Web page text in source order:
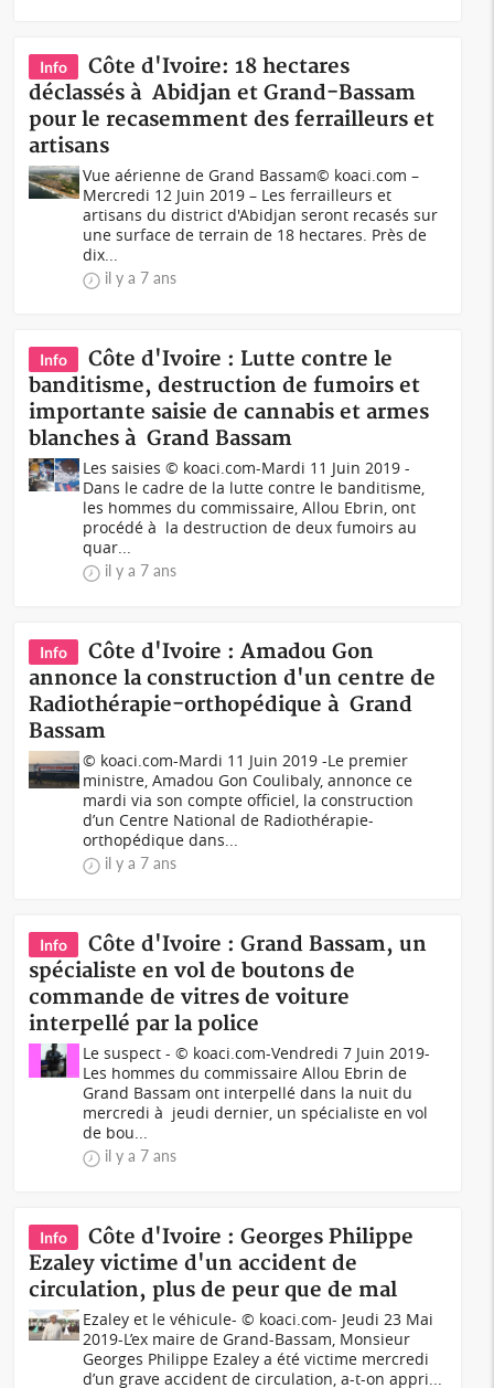
Info
Côte d'Ivoire: 18 hectares
déclassés à Abidjan et Grand-Bassam
pour le recasemment des ferrailleurs et
artisans
Vue aérienne de Grand Bassam© koaci.com –
Mercredi 12 Juin 2019 – Les ferrailleurs et
artisans du district d'Abidjan seront recasés sur
une surface de terrain de 18 hectares. Près de
dix...
il y a 7 ans
Info
Côte d'Ivoire : Lutte contre le
banditisme, destruction de fumoirs et
importante saisie de cannabis et armes
blanches à Grand Bassam
Les saisies © koaci.com-Mardi 11 Juin 2019 -
Dans le cadre de la lutte contre le banditisme,
les hommes du commissaire, Allou Ebrin, ont
procédé à la destruction de deux fumoirs au
quar...
il y a 7 ans
Info
Côte d'Ivoire : Amadou Gon
annonce la construction d'un centre de
Radiothérapie-orthopédique à Grand
Bassam
© koaci.com-Mardi 11 Juin 2019 -Le premier
ministre, Amadou Gon Coulibaly, annonce ce
mardi via son compte officiel, la construction
d’un Centre National de Radiothérapie-
orthopédique dans...
il y a 7 ans
Info
Côte d'Ivoire : Grand Bassam, un
spécialiste en vol de boutons de
commande de vitres de voiture
interpellé par la police
Le suspect - © koaci.com-Vendredi 7 Juin 2019-
Les hommes du commissaire Allou Ebrin de
Grand Bassam ont interpellé dans la nuit du
mercredi à jeudi dernier, un spécialiste en vol
de bou...
il y a 7 ans
Info
Côte d'Ivoire : Georges Philippe
Ezaley victime d'un accident de
circulation, plus de peur que de mal
Ezaley et le véhicule- © koaci.com- Jeudi 23 Mai
2019-L’ex maire de Grand-Bassam, Monsieur
Georges Philippe Ezaley a été victime mercredi
d’un grave accident de circulation, a-t-on appri...